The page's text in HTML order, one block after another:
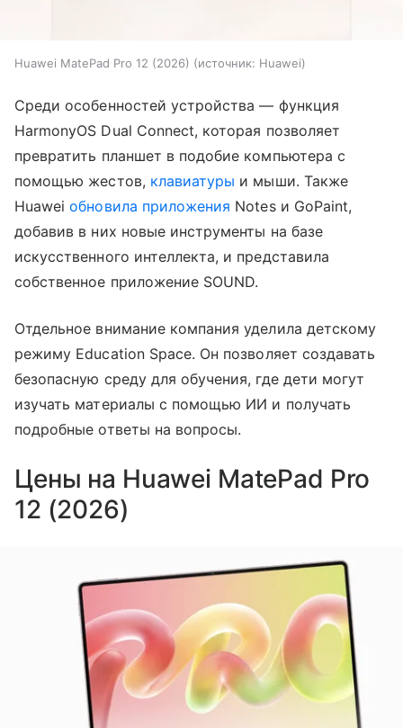
Huawei MatePad Pro 12 (2026) источник: Huawei
Среди особенностей устройства — функция
HarmonyOS Dual Connect, которая позволяет
превратить планшет в подобие компьютера с
помощью жестов, клавиатуры и мыши. Также
Huaweiобновила приложения Notes и GoPaint,
добавив в них новые инструменты на базе
искусственного интеллекта, и представила
собственное приложение SOUND.
Отдельное внимание компания уделила детскому
режиму Education Space. Он позволяет создавать
безопасную среду для обучения, где дети могут
изучать материалы с помощью ИИ и получать
подробные ответы на вопросы.
Цены на Huawei MatePad Pro
12 (2026)